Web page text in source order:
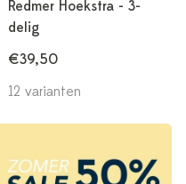
Redmer Hoekstra - 3-
delig
€39,50
12 varianten